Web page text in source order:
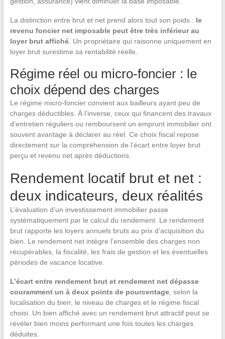
La distinction entre brut et net prend alors tout son poids : le
revenu foncier net imposable peut être très inférieur au
loyer brut affiché. Un propriétaire qui raisonne uniquement en
loyer brut surestime sa rentabilité réelle.
Régime réel ou micro-foncier : le
choix dépend des charges
Le régime micro-foncier convient aux bailleurs ayant peu de
charges déductibles. À l’inverse, ceux qui financent des travaux
d’entretien réguliers ou remboursent un emprunt immobilier ont
souvent avantage à déclarer au réel. Ce choix fiscal repose
directement sur la compréhension de l’écart entre loyer brut
perçu et revenu net après déductions.
Rendement locatif brut et net :
deux indicateurs, deux réalités
L’évaluation d’un investissement immobilier passe
systématiquement par le calcul du rendement. Le rendement
brut rapporte les loyers annuels bruts au prix d’acquisition du
bien. Le rendement net intègre l’ensemble des charges non
récupérables, la fiscalité, les frais de gestion et les éventuelles
périodes de vacance locative.
L’écart entre rendement brut et rendement net dépasse
couramment un à deux points de pourcentage, selon la
localisation du bien, le niveau de charges et le régime fiscal
choisi. Un bien affiché avec un rendement brut attractif peut se
révéler bien moins performant une fois toutes les charges
déduites.